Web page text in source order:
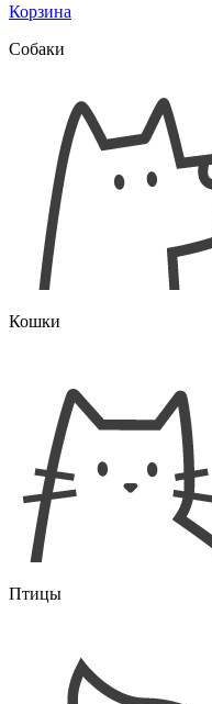
Корзина
Собаки
Кошки
Птицы